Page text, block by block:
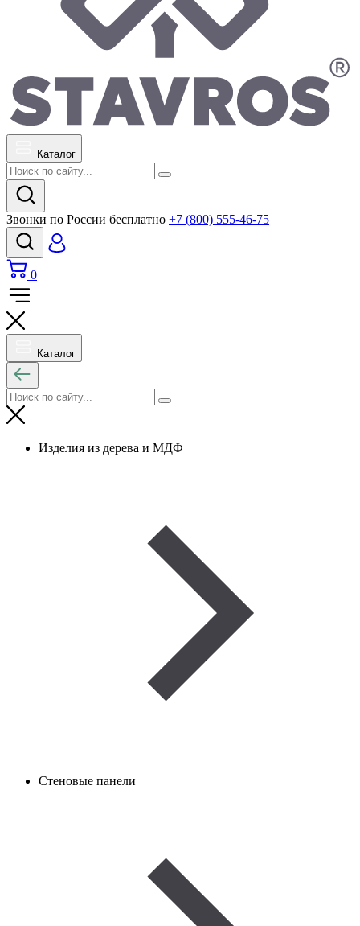
Каталог
Звонки по России бесплатно +7 (800) 555-46-75
0
Каталог
Изделия из дерева и МДФ
Стеновые панели